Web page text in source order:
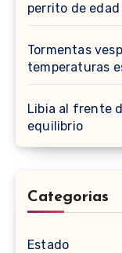
perrito de
Tormentas
temperaturas
Libia al frente
equilibrio
Categorias
Estado